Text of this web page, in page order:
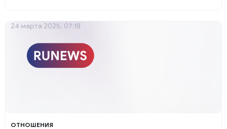
ОТНОШЕНИЯ
24 марта 2025, 07:18